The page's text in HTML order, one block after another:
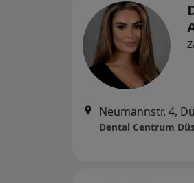
Neumannstr. 4,
Dental Centrum